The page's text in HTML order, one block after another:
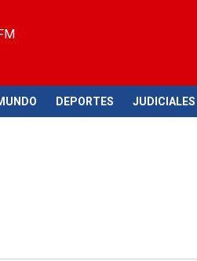
DEPORTES JUDICIALES